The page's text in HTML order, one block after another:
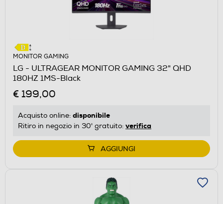
MONITOR GAMING
LG - ULTRAGEAR MONITOR GAMING 32" QHD
180HZ 1MS-Black
€ 199,00
Acquisto online: disponibile
Ritiro in negozio in 30' gratuito: verifica
AGGIUNGI